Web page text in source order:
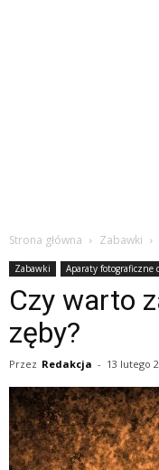
Strona główna Zabawki
Zabawki Aparaty fotograficzne
Czy warto
zęby?
Przez Redakcja - 13 lutego